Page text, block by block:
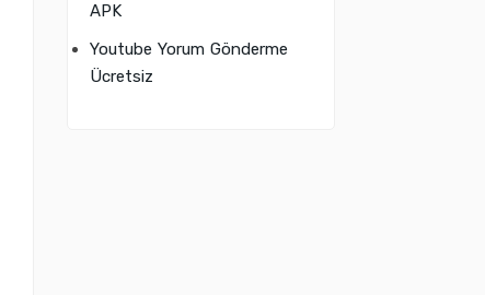
APK
Youtube Yorum Gönderme
Ücretsiz